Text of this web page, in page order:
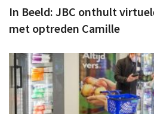
In Beeld: JBC onthult
met optreden Camille